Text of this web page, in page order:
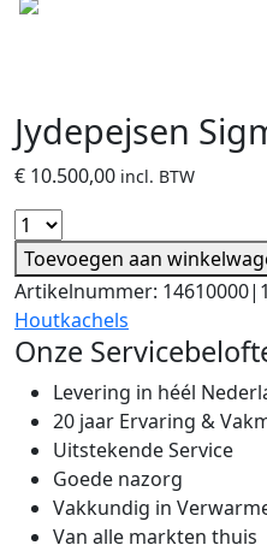
Jydepejsen
€ 10.500,00 incl. BTW
Toevoegen aan
Artikelnummer:
Houtkachels
Onze
Levering in héél
20 jaar Ervaring &
Uitstekende Service
Goede nazorg
Vakkundig in
Van alle markten thuis